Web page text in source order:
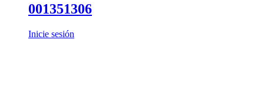
001351306
Inicie sesión